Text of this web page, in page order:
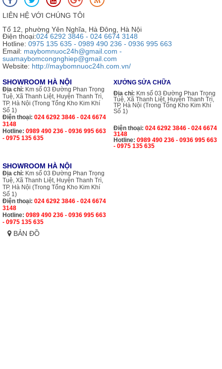
LIÊN HỆ VỚI CHÚNG TÔI
Tổ 12, phường Yên Nghĩa, Hà Đông, Hà Nội
Điện thoại:024 6292 3846 - 024 6674 3148
Hotline: 0975 135 635 - 0989 490 236 - 0936 995 663
Email: maybomnuoc24h@gmail.com -
suamaybomcongnghiep@gmail.com
Website: http://maybomnuoc24h.com.vn/
SHOWROOM HÀ NỘI
Địa chỉ: Km số 03 Đường Phan Trọng
Tuệ, Xã Thanh Liệt, Huyện Thanh Trì,
TP. Hà Nội (Trong Tổng Kho Kim Khí
Số 1)
Điện thoại: 024 6292 3846 - 024 6674
3148
Hotline: 0989 490 236 - 0936 995 663
- 0975 135 635
XƯỞNG SỬA CHỮA
Địa chỉ: Km số 03 Đường Phan Trọng
Tuệ, Xã Thanh Liệt, Huyện Thanh Trì,
TP. Hà Nội (Trong Tổng Kho Kim Khí
Số 1)
Điện thoại: 024 6292 3846 - 024 6674
3148
Hotline: 0989 490 236 - 0936 995 663
- 0975 135 635
SHOWROOM HÀ NỘI
Địa chỉ: Km số 03 Đường Phan Trọng
Tuệ, Xã Thanh Liệt, Huyện Thanh Trì,
TP. Hà Nội (Trong Tổng Kho Kim Khí
Số 1)
Điện thoại: 024 6292 3846 - 024 6674
3148
Hotline: 0989 490 236 - 0936 995 663
- 0975 135 635
BẢN ĐỒ